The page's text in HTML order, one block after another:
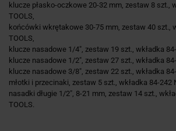
klucze płasko-oczkowe 20-32 mm, zestaw 8 szt.,
TOOLS,
końcówki wkrętakowe 30-75 mm, zestaw 40 szt.,
TOOLS,
klucze nasadowe 1/4", zestaw 19 szt., wkładka
klucze nasadowe 1/2", zestaw 27 szt., wkładka
klucze nasadowe 3/8", zestaw 22 szt., wkładka
młotki i przecinaki, zestaw 5 szt., wkładka 84-242
nasadki długie 1/2", 8-21 mm, zestaw 14 szt.,
TOOLS.